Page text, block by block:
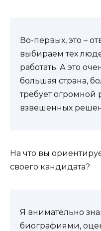
Во-первых, это –
выбираем тех
работать. А это
большая страна,
требует огромной
взвешенных
На что вы
своего кандидата?
Я внимательно
биографиями,